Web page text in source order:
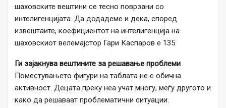
шаховските вештини се тесно поврзани со
интелигенцијата. Да додадеме и дека, според
извештаите, коефициентот на интелигенција на
шаховскиот велемајстор Гари Каспаров е 135.
Ги зајакнува вештините за решавање проблеми
Поместувањето фигури на таблата не е обична
активност. Децата преку неа учат многу, меѓу другото и
како да решаваат проблематични ситуации.